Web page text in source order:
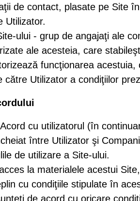
de contact, plasate pe Site
Utilizator.
ului - grup de angajaţi ale
ale acesteia, care
funcţionarea acestuia,
către Utilizator a condiţiilor
cu utilizatorul (în
între Utilizator şi
de utilizare a Site-ului.
la materialele acestui
cu condiţiile stipulate în
de acord cu oricare